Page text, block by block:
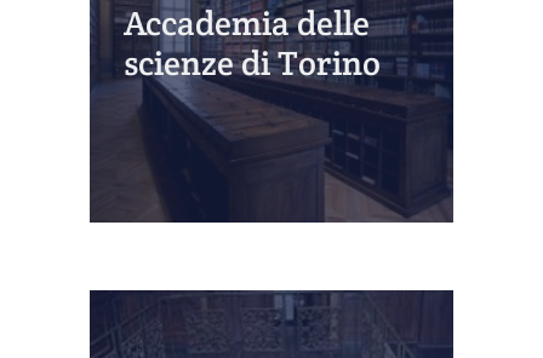
Accademia delle
scienze di Torino